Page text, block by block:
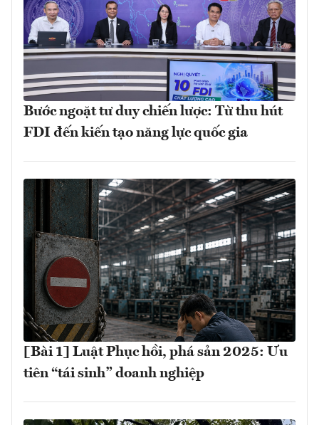
Bước ngoặt tư duy chiến lược: Từ thu hút
FDI đến kiến tạo năng lực quốc gia
[Bài 1] Luật Phục hồi, phá sản 2025: Ưu
tiên “tái sinh” doanh nghiệp